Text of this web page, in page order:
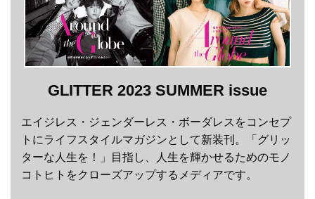
GLITTER 2023 SUMMER issue
エイジレス・ジェンダーレス・ボーダレスをコンセプ
トにライフスタイルマガジンとして新装刊。「グリッ
ターな人生を！」目指し、人生を輝かせるためのモノ
コトヒトをクローズアップするメディアです。